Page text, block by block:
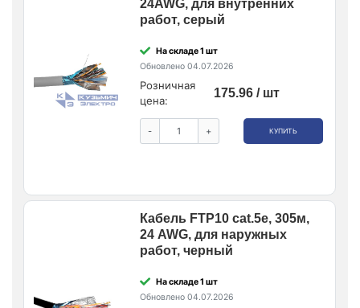
24AWG, для внутренних
работ, серый
На складе 1 шт
Обновлено 04.07.2026
Розничная
цена:
175.96 / шт
- + КУПИТЬ
Кабель FTP10 cat.5e, 305м,
24 AWG, для наружных
работ, черный
На складе 1 шт
Обновлено 04.07.2026